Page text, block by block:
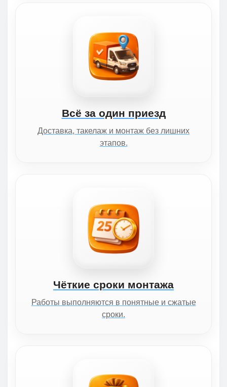
Всё за один приезд
Доставка, такелаж и монтаж без лишних
этапов.
Чёткие сроки монтажа
Работы выполняются в понятные и сжатые
сроки.